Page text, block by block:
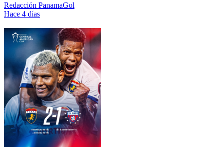
Redacción PanamaGol
Hace 4 días